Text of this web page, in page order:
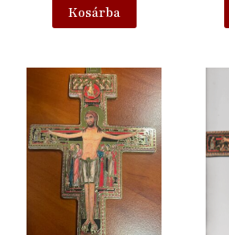
Kosárba